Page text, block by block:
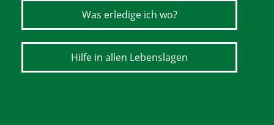
Was erledige ich wo?
Hilfe in allen Lebenslagen